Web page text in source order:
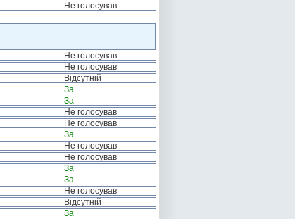
Не голосував
Не голосував
Не голосував
Відсутній
За
За
Не голосував
Не голосував
За
Не голосував
Не голосував
За
За
Не голосував
Відсутній
За